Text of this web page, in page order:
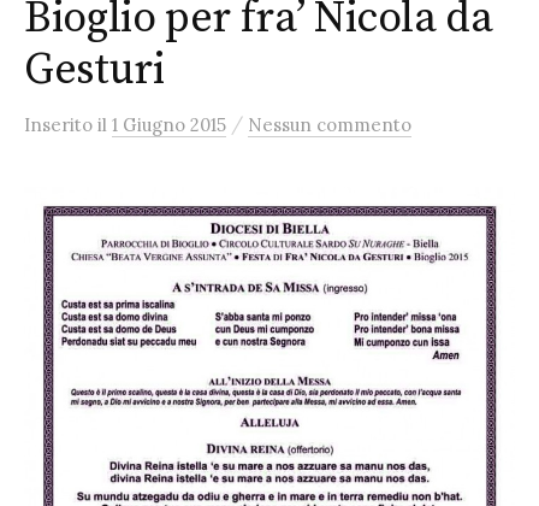
Bioglio per fra’ Nicola da
Gesturi
Inserito il 1 Giugno 2015 / Nessun commento